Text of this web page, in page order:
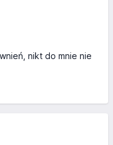
nikt do mnie nie